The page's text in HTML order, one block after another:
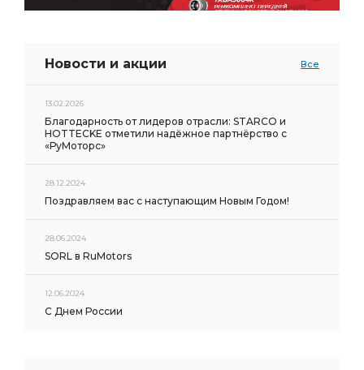
Новости и акции Все
13.02.2026
Благодарность от лидеров отрасли: STARCO и
HOTTECKE отметили надёжное партнёрство с
«РуМоторс»
28.12.2024
Поздравляем вас с наступающим Новым Годом!
28.06.2024
SORL в RuMotors
12.06.2024
С Днем России